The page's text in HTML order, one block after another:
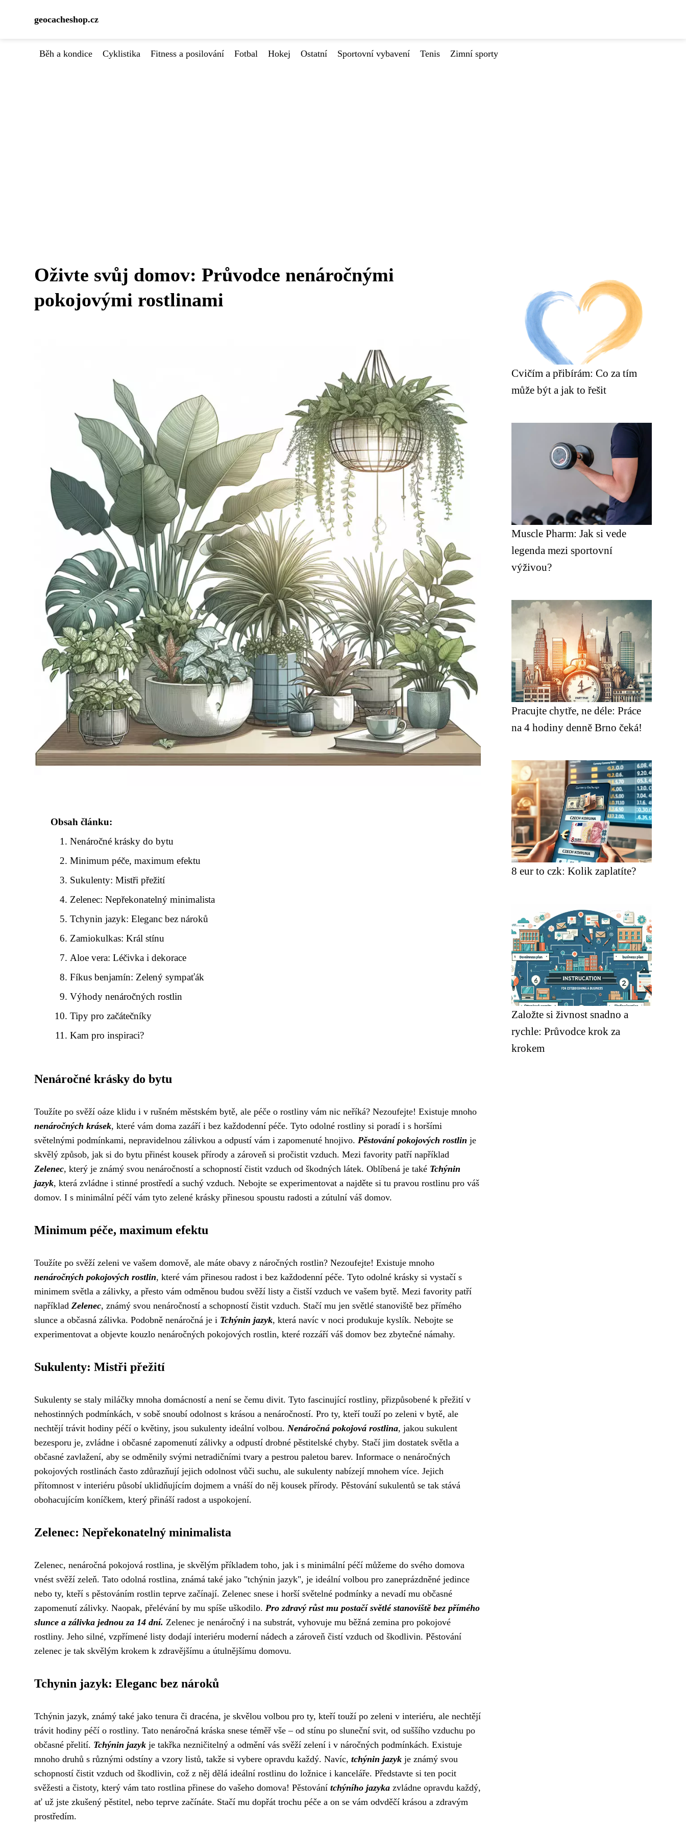
geocacheshop.cz
Běh a kondice Cyklistika Fitness a posilování Fotbal Hokej Ostatní Sportovní vybavení Tenis Zimní sporty
Oživte svůj domov: Průvodce nenáročnými
pokojovými rostlinami
Obsah článku:
Nenáročné krásky do bytu
Minimum péče, maximum efektu
Sukulenty: Mistři přežití
Zelenec: Nepřekonatelný minimalista
Tchynin jazyk: Eleganc bez nároků
Zamiokulkas: Král stínu
Aloe vera: Léčivka i dekorace
Fíkus benjamín: Zelený sympaťák
Výhody nenáročných rostlin
Tipy pro začátečníky
Kam pro inspiraci?
Nenáročné krásky do bytu
Toužíte po svěží oáze klidu i v rušném městském bytě, ale péče o rostliny vám nic neříká? Nezoufejte! Existuje mnoho
nenáročných krásek, které vám doma zazáří i bez každodenní péče. Tyto odolné rostliny si poradí i s horšími
světelnými podmínkami, nepravidelnou zálivkou a odpustí vám i zapomenuté hnojivo. Pěstování pokojových rostlin je
skvělý způsob, jak si do bytu přinést kousek přírody a zároveň si pročistit vzduch. Mezi favority patří například
Zelenec, který je známý svou nenáročností a schopností čistit vzduch od škodných látek. Oblíbená je také Tchýnin
jazyk, která zvládne i stinné prostředí a suchý vzduch. Nebojte se experimentovat a najděte si tu pravou rostlinu pro váš
domov. I s minimální péčí vám tyto zelené krásky přinesou spoustu radosti a zútulní váš domov.
Minimum péče, maximum efektu
Toužíte po svěží zeleni ve vašem domově, ale máte obavy z náročných rostlin? Nezoufejte! Existuje mnoho
nenáročných pokojových rostlin, které vám přinesou radost i bez každodenní péče. Tyto odolné krásky si vystačí s
minimem světla a zálivky, a přesto vám odměnou budou svěží listy a čistší vzduch ve vašem bytě. Mezi favority patří
například Zelenec, známý svou nenáročností a schopností čistit vzduch. Stačí mu jen světlé stanoviště bez přímého
slunce a občasná zálivka. Podobně nenáročná je i Tchýnin jazyk, která navíc v noci produkuje kyslík. Nebojte se
experimentovat a objevte kouzlo nenáročných pokojových rostlin, které rozzáří váš domov bez zbytečné námahy.
Sukulenty: Mistři přežití
Sukulenty se staly miláčky mnoha domácností a není se čemu divit. Tyto fascinující rostliny, přizpůsobené k přežití v
nehostinných podmínkách, v sobě snoubí odolnost s krásou a nenáročností. Pro ty, kteří touží po zeleni v bytě, ale
nechtějí trávit hodiny péčí o květiny, jsou sukulenty ideální volbou. Nenáročná pokojová rostlina, jakou sukulent
bezesporu je, zvládne i občasné zapomenutí zálivky a odpustí drobné pěstitelské chyby. Stačí jim dostatek světla a
občasné zavlažení, aby se odměnily svými netradičními tvary a pestrou paletou barev. Informace o nenáročných
pokojových rostlinách často zdůrazňují jejich odolnost vůči suchu, ale sukulenty nabízejí mnohem více. Jejich
přítomnost v interiéru působí uklidňujícím dojmem a vnáší do něj kousek přírody. Pěstování sukulentů se tak stává
obohacujícím koníčkem, který přináší radost a uspokojení.
Zelenec: Nepřekonatelný minimalista
Zelenec, nenáročná pokojová rostlina, je skvělým příkladem toho, jak i s minimální péčí můžeme do svého domova
vnést svěží zeleň. Tato odolná rostlina, známá také jako "tchýnin jazyk", je ideální volbou pro zaneprázdněné jedince
nebo ty, kteří s pěstováním rostlin teprve začínají. Zelenec snese i horší světelné podmínky a nevadí mu občasné
zapomenutí zálivky. Naopak, přelévání by mu spíše uškodilo. Pro zdravý růst mu postačí světlé stanoviště bez přímého
slunce a zálivka jednou za 14 dní. Zelenec je nenáročný i na substrát, vyhovuje mu běžná zemina pro pokojové
rostliny. Jeho silné, vzpřímené listy dodají interiéru moderní nádech a zároveň čistí vzduch od škodlivin. Pěstování
zelenec je tak skvělým krokem k zdravějšímu a útulnějšímu domovu.
Tchynin jazyk: Eleganc bez nároků
Tchýnin jazyk, známý také jako tenura či dracéna, je skvělou volbou pro ty, kteří touží po zeleni v interiéru, ale nechtějí
trávit hodiny péčí o rostliny. Tato nenáročná kráska snese téměř vše – od stínu po sluneční svit, od suššího vzduchu po
občasné přelití. Tchýnin jazyk je takřka nezničitelný a odmění vás svěží zelení i v náročných podmínkách. Existuje
mnoho druhů s různými odstíny a vzory listů, takže si vybere opravdu každý. Navíc, tchýnin jazyk je známý svou
schopností čistit vzduch od škodlivin, což z něj dělá ideální rostlinu do ložnice i kanceláře. Představte si ten pocit
svěžesti a čistoty, který vám tato rostlina přinese do vašeho domova! Pěstování tchýního jazyka zvládne opravdu každý,
ať už jste zkušený pěstitel, nebo teprve začínáte. Stačí mu dopřát trochu péče a on se vám odvděčí krásou a zdravým
prostředím.
Cvičím a přibírám: Co za tím
může být a jak to řešit
Muscle Pharm: Jak si vede
legenda mezi sportovní
výživou?
Pracujte chytře, ne déle: Práce
na 4 hodiny denně Brno čeká!
8 eur to czk: Kolik zaplatíte?
Založte si živnost snadno a
rychle: Průvodce krok za
krokem